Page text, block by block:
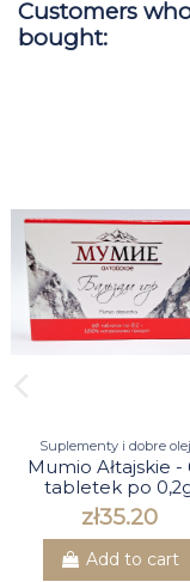
Customers
bought:
Suplementy i dobre
Mumio Ałtajskie -
tabletek po
zł35.20
Add to cart